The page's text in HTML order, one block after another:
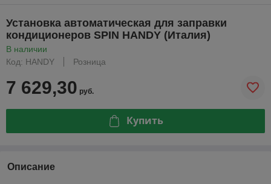
Установка автоматическая для заправки
кондиционеров SPIN HANDY (Италия)
В наличии
Код: HANDY
Розница
7 629,30 руб.
Купить
Описание